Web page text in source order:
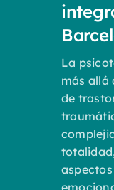
La
más allá
de